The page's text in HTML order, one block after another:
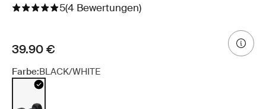
5(4 Bewertungen)
39.90 €
Farbe:BLACK/WHITE